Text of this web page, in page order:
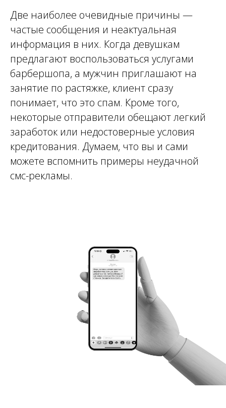
Две наиболее очевидные причины —
частые сообщения и неактуальная
информация в них. Когда девушкам
предлагают воспользоваться услугами
барбершопа, а мужчин приглашают на
занятие по растяжке, клиент сразу
понимает, что это спам. Кроме того,
некоторые отправители обещают легкий
заработок или недостоверные условия
кредитования. Думаем, что вы и сами
можете вспомнить примеры неудачной
смс-рекламы.